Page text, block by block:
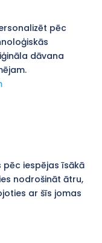
pēc
dāvana
iespējas īsākā
nodrošināt ātru,
ar šīs jomas